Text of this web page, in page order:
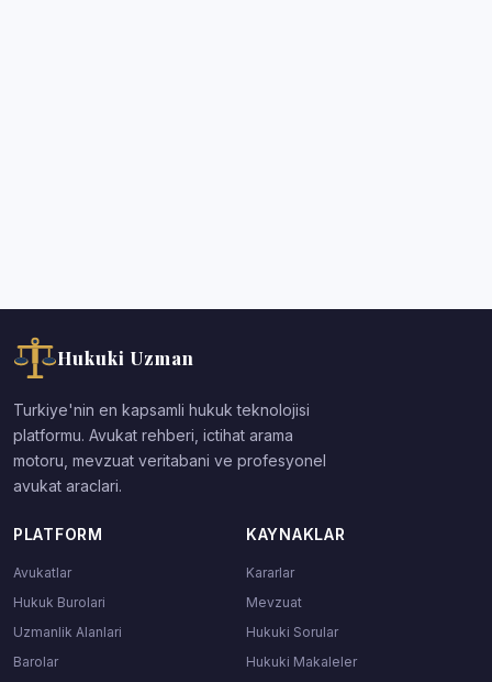
Hukuki Uzman
Turkiye'nin en kapsamli hukuk teknolojisi
platformu. Avukat rehberi, ictihat arama
motoru, mevzuat veritabani ve profesyonel
avukat araclari.
PLATFORM
Avukatlar
Hukuk Burolari
Uzmanlik Alanlari
Barolar
KAYNAKLAR
Kararlar
Mevzuat
Hukuki Sorular
Hukuki Makaleler